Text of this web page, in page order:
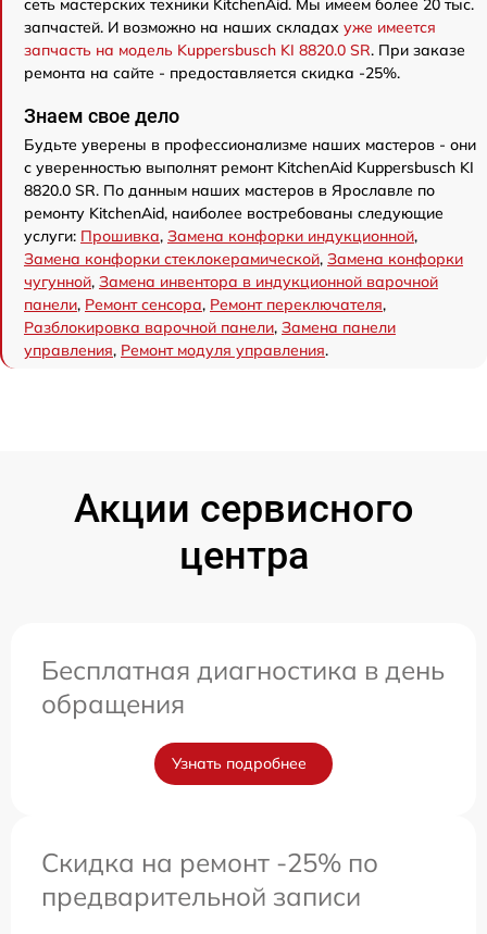
сеть мастерских техники KitchenAid. Мы имеем более 20 тыс.
запчастей. И возможно на наших складах уже имеется
запчасть на модель Kuppersbusch KI 8820.0 SR. При заказе
ремонта на сайте - предоставляется скидка -25%.
Знаем свое дело
Будьте уверены в профессионализме наших мастеров - они
с уверенностью выполнят ремонт KitchenAid Kuppersbusch KI
8820.0 SR. По данным наших мастеров в Ярославле по
ремонту KitchenAid, наиболее востребованы следующие
услуги: Прошивка, Замена конфорки индукционной,
Замена конфорки стеклокерамической, Замена конфорки
чугунной, Замена инвентора в индукционной варочной
панели, Ремонт сенсора, Ремонт переключателя,
Разблокировка варочной панели, Замена панели
управления, Ремонт модуля управления.
Акции сервисного
центра
Бесплатная диагностика в день
обращения
Узнать подробнее
Скидка на ремонт -25% по
предварительной записи